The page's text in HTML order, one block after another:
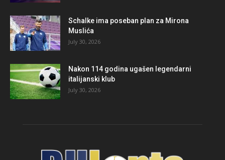
Schalke ima poseban plan za Mirona
Muslića
July 30, 2026
Nakon 114 godina ugašen legendarni
italijanski klub
July 30, 2026